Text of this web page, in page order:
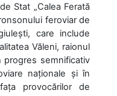
Stat „Calea Ferată
feroviar de
care include
Văleni, raionul
progres semnificativ
naționale și în
provocărilor de